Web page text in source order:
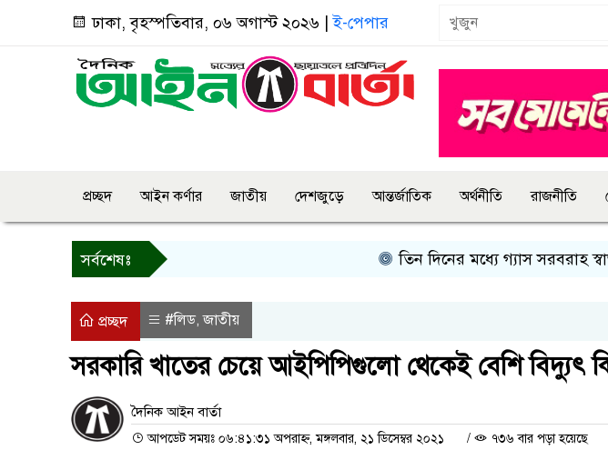
ঢাকা, বৃহস্পতিবার, ০৬ অগাস্ট ২০২৬ |ই-পেপার
প্রচ্ছদ আইন কর্ণার জাতীয় দেশজুড়ে আন্তর্জাতিক অর্থনীতি রাজনীতি
সর্বশেষঃ তিন দিনের মধ্যে গ্যাস সরবরাহ স্বাভাবিক
প্রচ্ছদ #লিড,জাতীয়
সরকারি খাতের চেয়ে আইপিপিগুলো থেকেই বেশি বিদ্যুৎ
দৈনিক আইন বার্তা
আপডেট সময়ঃ ০৬:৪১:৩১ অপরাহ্ন, মঙ্গলবার, ২১ ডিসেম্বর ২০২১ / ৭৩৬ বার পড়া হয়েছে